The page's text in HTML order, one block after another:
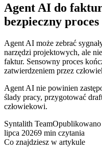
Agent AI do
bezpieczny proces
Agent AI może zebrać
narzędzi projektowych, ale
faktur. Sensowny proces
zatwierdzeniem przez
Agent AI nie powinien
ślady pracy, przygotować
człowiekowi.
Syntalith TeamOpublikowano
lipca 20269 min czytania
Co znajdziesz w artykule